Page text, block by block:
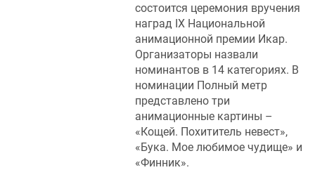
состоится церемония вручения
наград IX Национальной
анимационной премии Икар.
Организаторы назвали
номинантов в 14 категориях. В
номинации Полный метр
представлено три
анимационные картины –
«Кощей. Похититель невест»,
«Бука. Мое любимое чудище» и
«Финник».